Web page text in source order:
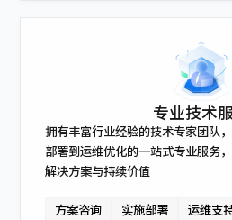
专业技术
拥有丰富行业经验的技术专家团队
部署到运维优化的一站式专业服务
解决方案与持续价值
方案咨询 实施部署 运维支